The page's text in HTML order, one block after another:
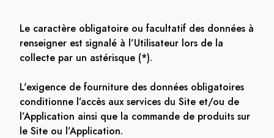
Le caractère obligatoire ou facultatif des données à
renseigner est signalé à l’Utilisateur lors de la
collecte par un astérisque (*).
L'exigence de fourniture des données obligatoires
conditionne l’accès aux services du Site et/ou de
l’Application ainsi que la commande de produits sur
le Site ou l’Application.